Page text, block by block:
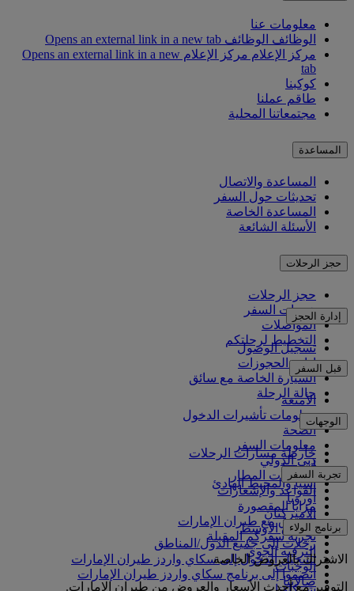
معلومات عنا
الوظائف الوظائف Opens an external link in a new tab
مركز الإعلام
مركز الإعلام Opens an external link in a new
tab
كوكبنا
طاقم عملنا
مجتمعاتنا المحلية
المساعدة
المساعدة والاتصال
تحديثات حول السفر
المساعدة الخاصة
الأسئلة الشائعة
حجز الرحلات
حجز الرحلات
خدمات السفر
المواصلات
التخطيط لرحلتكم
إدارة الحجز
تسجيل الوصول
إدارة الحجوزات
السيارة الخاصة مع سائق
حالة الرحلة
قبل السفر
الأمتعة
معلومات تأشيرات الدخول
الصحة
معلومات السفر
دبي الدولي
مواصلات المطار
القواعد والإشعارات
الوجهات
خارطة مسارات الرحلات
أفريقيا
آسيا والمحيط الهادئ
أوروبا
الأميركتان
الشرق الأوسط
رحلات إلى جميع الدول/المناطق
تجربة السفر
مزايا المقصورة
التسوق مع طيران الإمارات
تجربة سفركم المقبلة
الترفيه الجوي
الوجبات
صالاتنا
برنامج الولاء
تسجيل الدخول إلى سكاي واردز طيران الإمارات
انضموا إلى برنامج سكاي واردز طيران الإمارات
الاشتراك بالعروض الخاصة
التوفير مع أحدث الأسعار والعروض من طيران الإمارات.